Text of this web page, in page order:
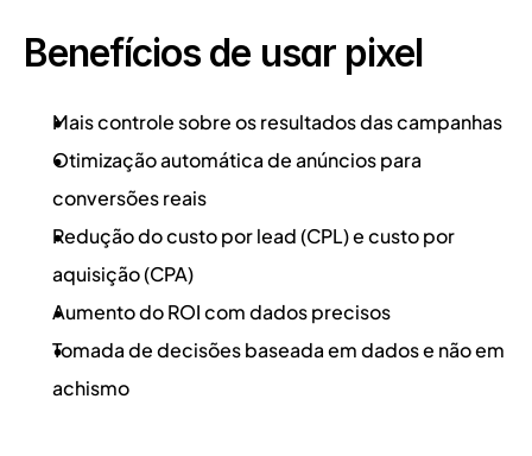
Benefícios de usar pixel
Mais controle sobre os resultados das campanhas
Otimização automática de anúncios para
conversões reais
Redução do custo por lead (CPL) e custo por
aquisição (CPA)
Aumento do ROI com dados precisos
Tomada de decisões baseada em dados e não em
achismo